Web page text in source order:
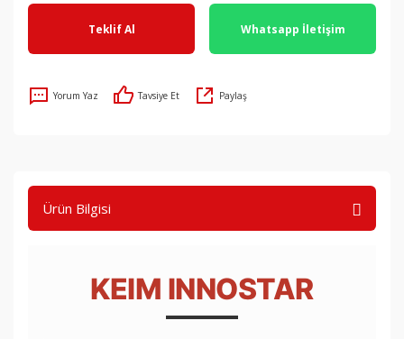
Teklif Al Whatsapp İletişim
Yorum Yaz Tavsiye Et Paylaş
Ürün Bilgisi
KEIM INNOSTAR